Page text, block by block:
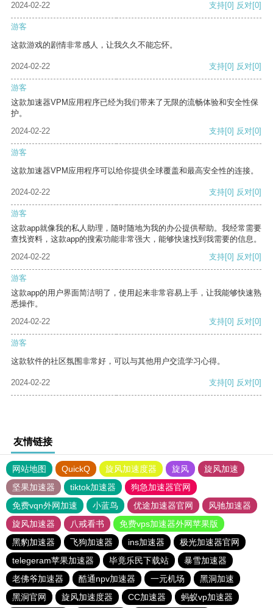
2024-02-22
支持[0] 反对[0]
游客
这款游戏的剧情非常感人，让我久久不能忘怀。
2024-02-22 支持[0] 反对[0]
游客
这款加速器VPM应用程序已经为我们带来了无限的流畅体验和安全性保
护。
2024-02-22
支持[0] 反对[0]
游客
这款加速器VPM应用程序可以给你提供全球覆盖和最高安全性的连接。
2024-02-22 支持[0] 反对[0]
游客
这款app就像我的私人助理，随时随地为我的办公提供帮助。我经常需要
查找资料，这款app的搜索功能非常强大，能够快速找到我需要的信息。
2024-02-22
支持[0] 反对[0]
游客
这款app的用户界面简洁明了，使用起来非常容易上手，让我能够快速熟
悉操作。
2024-02-22
支持[0] 反对[0]
游客
这款软件的社区氛围非常好，可以与其他用户交流学习心得。
2024-02-22 支持[0] 反对[0]
友情链接
网站地图 QuickQ 旋风加速度器 旋风
旋风加速
坚果加速器
tiktok加速器
狗急加速器官网
免费vqn外网加速
小蓝鸟 优途加速器官网
风驰加速器
旋风加速器
八戒看书
免费vps加速器外网苹果版
黑豹加速器
飞狗加速器 ins加速器
极光加速器官网
telegeram苹果加速器
毕竟乐民下载站
暴雪加速器
老佛爷加速器
酷通npv加速器 一元机场
黑洞加速
黑洞官网
旋风加速度器 CC加速器 蚂蚁vp加速器